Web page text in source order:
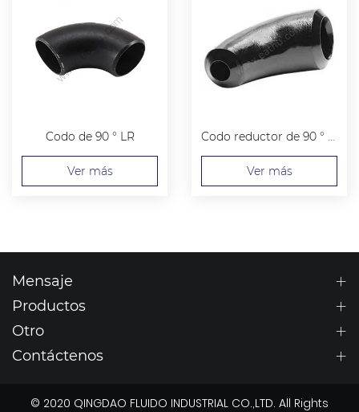
Codo de 90 ° LR
Ver más
Codo reductor de 90 ° LR
Ver más
Mensaje
Productos
Otro
Contáctenos
© 2020 QINGDAO FLUIDO INDUSTRIAL CO.,LTD. All Rights